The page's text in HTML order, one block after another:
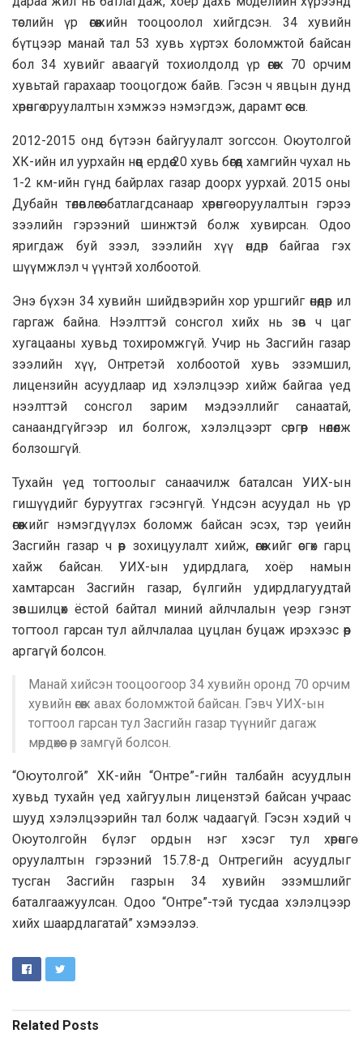
төслийн үр өгөөжийн тооцоолол хийгдсэн. 34 хувийн
бүтцээр манай тал 53 хувь хүртэх боломжтой байсан
бол 34 хувийг аваагүй тохиолдолд үр өгөөж 70 орчим
хувьтай гарахаар тооцогдож байв. Гэсэн ч явцын дунд
хөрөнгө оруулалтын хэмжээ нэмэгдэж, дарамт өссөн.
2012-2015 онд бүтээн байгуулалт зогссон. Оюутолгой
ХК-ийн ил уурхайн нөөц ердөө 20 хувь бөгөөд хамгийн чухал нь
1-2 км-ийн гүнд байрлах газар доорх уурхай. 2015 оны
Дубайн төлөвлөгөө батлагдсанаар хөрөнгө оруулалтын гэрээ
зээлийн гэрээний шинжтэй болж хувирсан. Одоо
яригдаж буй зээл, зээлийн хүү өндөр байгаа гэх
шүүмжлэл ч үүнтэй холбоотой.
Энэ бүхэн 34 хувийн шийдвэрийн хор уршгийг өнөөдөр ил
гаргаж байна. Нээлттэй сонсгол хийх нь зөв ч цаг
хугацааны хувьд тохиромжгүй. Учир нь Засгийн газар
зээлийн хүү, Онтретэй холбоотой хувь эзэмшил,
лицензийн асуудлаар ид хэлэлцээр хийж байгаа үед
нээлттэй сонсгол зарим мэдээллийг санаатай,
санаандгүйгээр ил болгож, хэлэлцээрт сөргөөр нөлөөлж
болзошгүй.
Тухайн үед тогтоолыг санаачилж баталсан УИХ-ын
гишүүдийг буруутгах гэсэнгүй. Үндсэн асуудал нь үр
өгөөжийг нэмэгдүүлэх боломж байсан эсэх, тэр үеийн
Засгийн газар ч өөр зохицуулалт хийж, өгөөжийг өсгөх гарц
хайж байсан. УИХ-ын удирдлага, хоёр намын
хамтарсан Засгийн газар, бүлгийн удирдлагуудтай
зөвшилцөх ёстой байтал миний айлчлалын үеэр гэнэт
тогтоол гарсан тул айлчлалаа цуцлан буцаж ирэхээс өөр
аргагүй болсон.
Манай хийсэн тооцоогоор 34 хувийн оронд 70 орчим
хувийн өгөөж авах боломжтой байсан. Гэвч УИХ-ын
тогтоол гарсан тул Засгийн газар түүнийг дагаж
мөрдөхөөс өөр замгүй болсон.
“Оюутолгой” ХК-ийн “Онтре”-гийн талбайн асуудлын
хувьд тухайн үед хайгуулын лицензтэй байсан учраас
шууд хэлэлцээрийн тал болж чадаагүй. Гэсэн хэдий ч
Оюутолгойн бүлэг ордын нэг хэсэг тул хөрөнгө
оруулалтын гэрээний 15.7.8-д Онтрегийн асуудлыг
тусган Засгийн газрын 34 хувийн эзэмшлийг
баталгаажуулсан. Одоо “Онтре”-тэй тусдаа хэлэлцээр
хийх шаардлагатай” хэмээлээ.
Related Posts